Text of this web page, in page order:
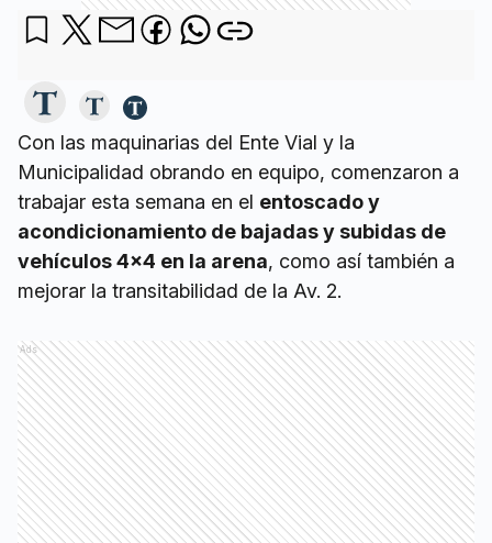
Con las maquinarias del Ente Vial y la
Municipalidad obrando en equipo, comenzaron a
trabajar esta semana en el entoscado y
acondicionamiento de bajadas y subidas de
vehículos 4×4 en la arena, como así también a
mejorar la transitabilidad de la Av. 2.
Ads